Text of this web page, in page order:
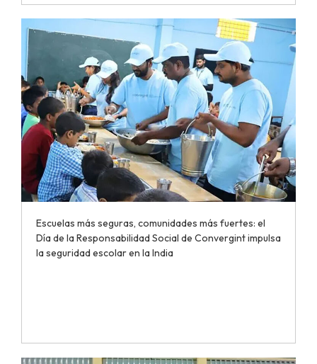
Escuelas más seguras, comunidades más fuertes: el
Día de la Responsabilidad Social de Convergint impulsa
la seguridad escolar en la India